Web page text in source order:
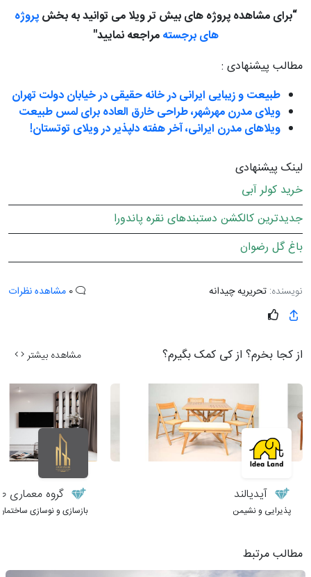
“برای مشاهده پروژه های بیش تر ویلا می توانید به بخشپروژه
های برجستهمراجعه نمایید"
مطالب پیشنهادی :
طبیعت و زیبایی ایرانی در خانه حقیقی در خیابان دولت تهران
ویلای مدرن مهرشهر، طراحی خارق العاده برای لمس طبیعت
ویلاهای مدرن ایرانی، آخر هفته دلپذیر در ویلای توتستان!
لینک پیشنهادی
خرید کولر آبی
جدیدترین کالکشن دستبندهای نقره پاندورا
باغ گل رضوان
نویسنده: تحریریه چیدانه مشاهده نظرات
از کجا بخرم؟ از کی کمک بگیرم؟ مشاهده بیشتر
آیدیالند
پذیرایی و نشیمن
گروه معماری
بازسازی و نوسازی
مطالب مرتبط